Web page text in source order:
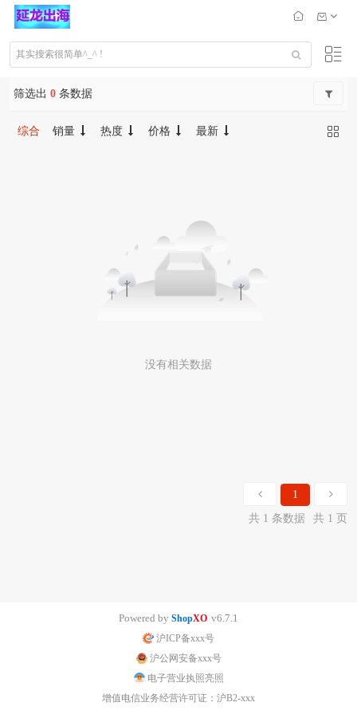
筛选出 0 条数据
综合 销量 热度 价格 最新
没有相关数据
1
共 1 条数据
共 1 页
Powered by ShopXO v6.7.1
沪ICP备xxx号
沪公网安备xxx号
电子营业执照亮照
增值电信业务经营许可证：沪B2-xxx